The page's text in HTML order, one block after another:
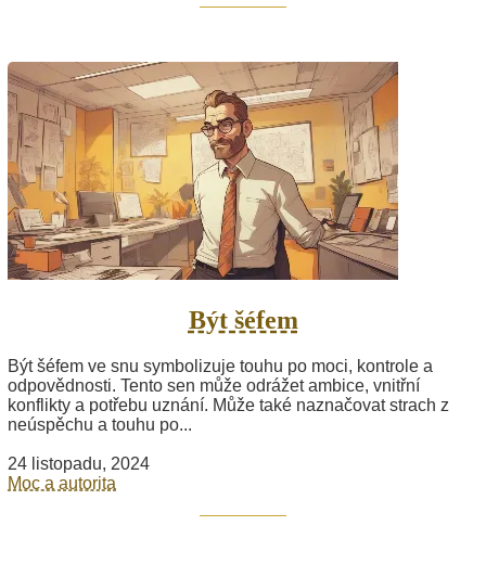
Být šéfem
Být šéfem ve snu symbolizuje touhu po moci, kontrole a
odpovědnosti. Tento sen může odrážet ambice, vnitřní
konflikty a potřebu uznání. Může také naznačovat strach z
neúspěchu a touhu po...
24 listopadu, 2024
Moc a autorita